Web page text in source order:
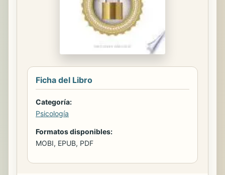
Ficha del Libro
Categoría:
Psicología
Formatos disponibles:
MOBI, EPUB, PDF